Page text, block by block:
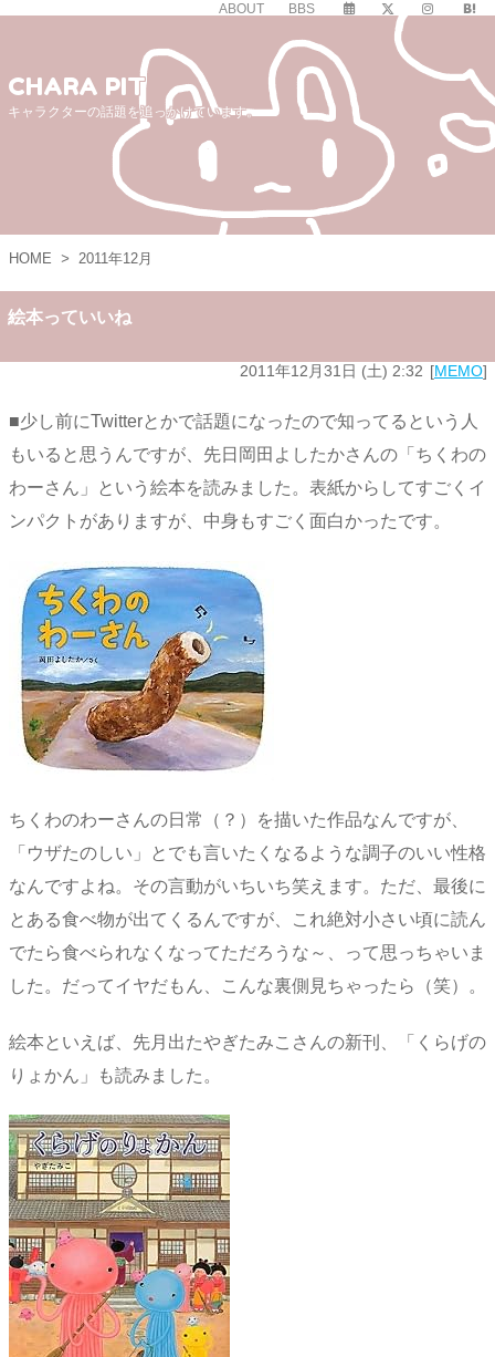
ABOUT BBS
CHARA PIT
キャラクターの話題を追っかけています。
HOME > 2011年12月
絵本っていいね
2011年12月31日 (土) 2:32 MEMO
■少し前にTwitterとかで話題になったので知ってるという人
もいると思うんですが、先日岡田よしたかさんの「ちくわの
わーさん」という絵本を読みました。表紙からしてすごくイ
ンパクトがありますが、中身もすごく面白かったです。
ちくわのわーさんの日常（？）を描いた作品なんですが、
「ウザたのしい」とでも言いたくなるような調子のいい性格
なんですよね。その言動がいちいち笑えます。ただ、最後に
とある食べ物が出てくるんですが、これ絶対小さい頃に読ん
でたら食べられなくなってただろうな～、って思っちゃいま
した。だってイヤだもん、こんな裏側見ちゃったら（笑）。
絵本といえば、先月出たやぎたみこさんの新刊、「くらげの
りょかん」も読みました。